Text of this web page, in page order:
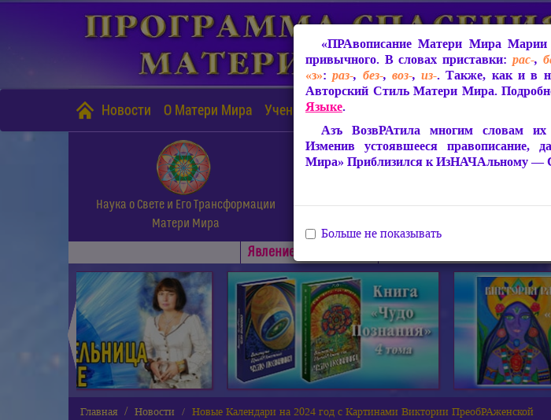
Новости О Матери Мира Учение Матери Мира
Наука о Свете и Его Трансформации
Матери Мира
СофиоЛогия Матери Мира
Явлениe Матери Мира
◄
Главная Новости Новые Календари на 2024 год с Картинами Виктории ПреобРАженской
«ПРАвописание Матери Мира
привычного. В словах приставки: рас-,
«з»:раз-, без-, воз-,из-. Также, как и в
Авторский Стиль Матери Мира.
Языке.
Азъ ВозвРАтила многим словам их
Изменив устоявшееся
Мира» Приблизился к ИзНАЧАльному —
Больше не показывать